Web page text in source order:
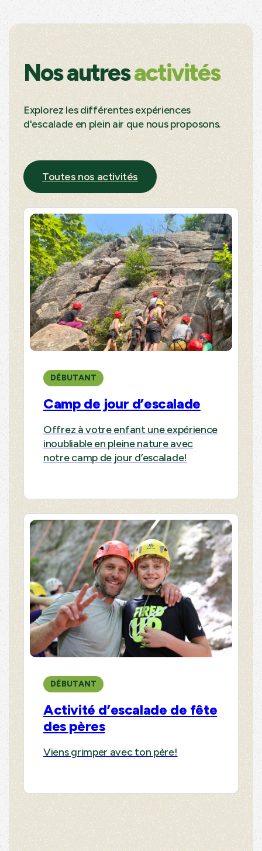
Nos autresactivités
Explorez les différentes expériences
d'escalade en plein air que nous proposons.
Toutes nos activités
DÉBUTANT
Camp de jour d’escalade
Offrez à votre enfant une expérience
inoubliable en pleine nature avec
notre camp de jour d’escalade!
DÉBUTANT
Activité d’escalade de fête
des pères
Viens grimper avec ton père!